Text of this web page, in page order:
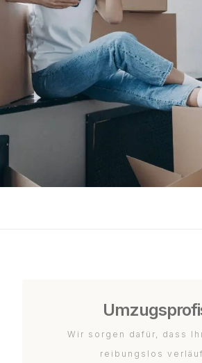
Wir sorgen dafür, dass
reibungslos